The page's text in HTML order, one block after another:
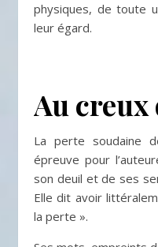
physiques, de toute
leur égard.
Au creux
La perte soudaine
épreuve pour
son deuil et de ses
Elle dit avoir
la perte ».